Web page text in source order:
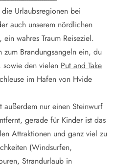
Urlaubsregionen bei
auch unserem nördlichen
wahres Traum Reiseziel.
zum Brandungsangeln ein, du
sowie den vielen Put and Take
im Hafen von Hvide
außerdem nur einen Steinwurf
gerade für Kinder ist das
Attraktionen und ganz viel zu
(Windsurfen,
Strandurlaub in